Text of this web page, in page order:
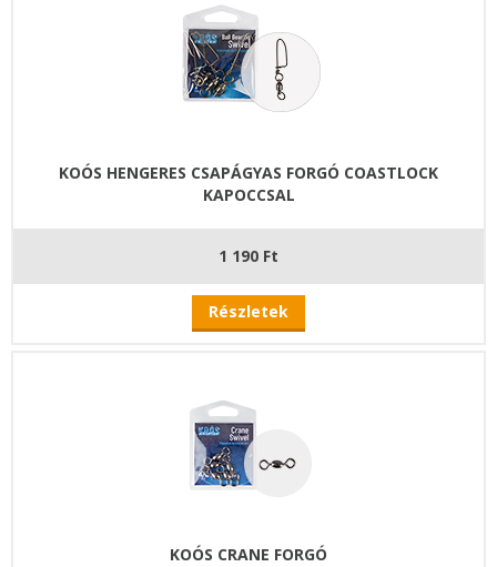
KOÓS HENGERES CSAPÁGYAS FORGÓ COASTLOCK
KAPOCCSAL
1 190 Ft
Részletek
KOÓS CRANE FORGÓ